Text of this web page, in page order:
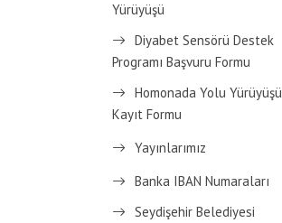
Yürüyüşü
Diyabet Sensörü Destek
Programı Başvuru Formu
Homonada Yolu Yürüyüşü
Kayıt Formu
Yayınlarımız
Banka IBAN Numaraları
Seydişehir Belediyesi